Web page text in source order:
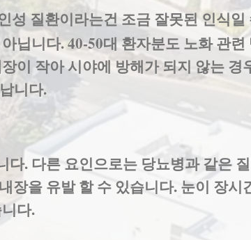
성 질환이라는건 조금 잘못된 인식일
닙니다. 40-50대 환자분도 노화 관련
이 작아 시야에 방해가 되지 않는 경
니다.
. 다른 요인으로는 당뇨병과 같은
장을 유발 할 수 있습니다. 눈이 장시
다.